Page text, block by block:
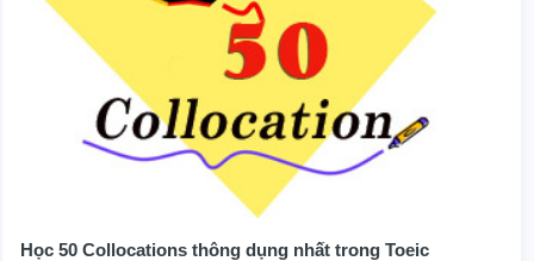
Học 50 Collocations thông dụng nhất trong Toeic